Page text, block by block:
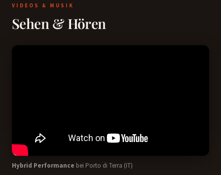
VIDEOS & MUSIK
Sehen & Hören
Hybrid Performance bei Porto di Terra (IT)